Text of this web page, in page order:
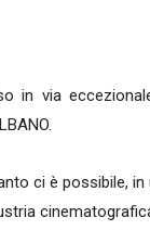
in via
ci è possibile,